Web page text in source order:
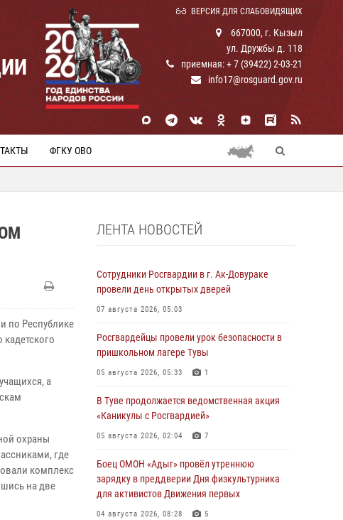
ВЕРСИЯ ДЛЯ СЛАБОВИДЯЩИХ
667000, г. Кызыл
ул. Дружбы д. 118
приемная: + 7 (39422) 2-03-21
info17@rosguard.gov.ru
ФГКУ ОВО
по Республике
а
охраны
где
комплекс
на две
ЛЕНТА НОВОСТЕЙ
Сотрудники Росгвардии в г. Ак-Довураке
провели день открытых дверей
07 августа 2026, 05:03
Росгвардейцы провели урок безопасности в
пришкольном лагере Тувы
05 августа 2026, 05:33 1
В Туве продолжается ведомственная акция
«Каникулы с Росгвардией»
05 августа 2026, 02:04 7
Боец ОМОН «Адыг» провёл утреннюю
зарядку в преддверии Дня физкультурника
для активистов Движения первых
04 августа 2026, 08:28 5